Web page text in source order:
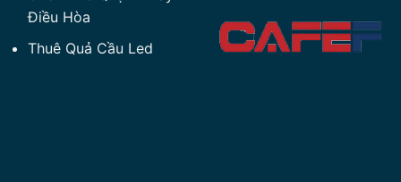
Điều Hòa
Thuê Quả Cầu Led